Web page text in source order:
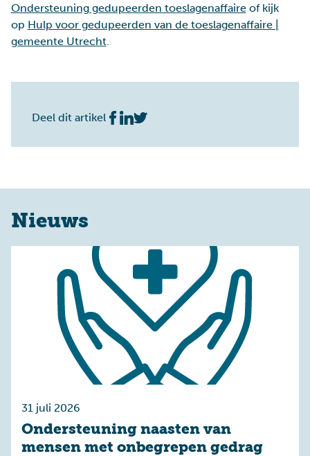
Ondersteuning gedupeerden toeslagenaffaireof kijk
op Hulp voor gedupeerden van de toeslagenaffaire |
gemeente Utrecht.
Deel dit artikel
Nieuws
31 juli 2026
Ondersteuning naasten van
mensen met onbegrepen gedrag